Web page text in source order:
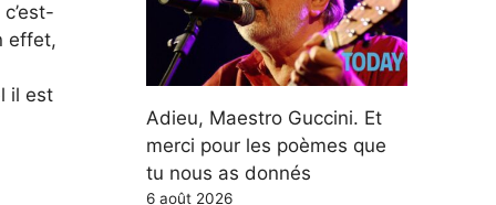
effet,
il est
Adieu, Maestro Guccini. Et
merci pour les poèmes que
tu nous as donnés
6 août 2026